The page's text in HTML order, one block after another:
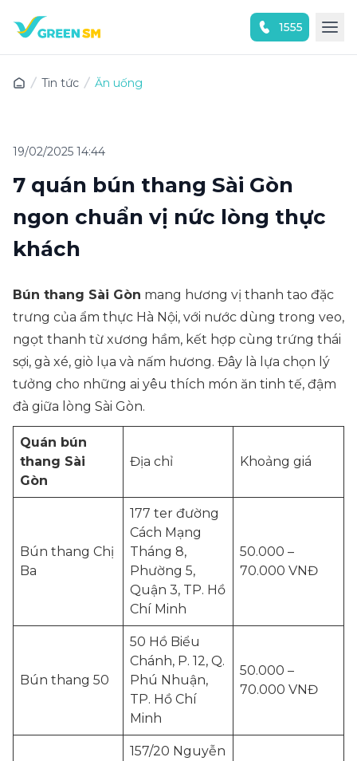
1555
Tin tức Ăn uống
19/02/2025 14:44
7 quán bún thang Sài Gòn
ngon chuẩn vị nức lòng thực
khách
Bún thang Sài Gòn mang hương vị thanh tao đặc
trưng của ẩm thực Hà Nội, với nước dùng trong veo,
ngọt thanh từ xương hầm, kết hợp cùng trứng thái
sợi, gà xé, giò lụa và nấm hương. Đây là lựa chọn lý
tưởng cho những ai yêu thích món ăn tinh tế, đậm
đà giữa lòng Sài Gòn.
Quán bún
thang Sài
Gòn
Địa chỉ Khoảng giá
Bún thang Chị
Ba
177 ter đường
Cách Mạng
Tháng 8,
Phường 5,
Quận 3, TP. Hồ
Chí Minh
50.000 –
70.000 VNĐ
Bún thang 50
50 Hồ Biểu
Chánh, P. 12, Q.
Phú Nhuận,
TP. Hồ Chí
Minh
50.000 –
70.000 VNĐ
157/20 Nguyễn